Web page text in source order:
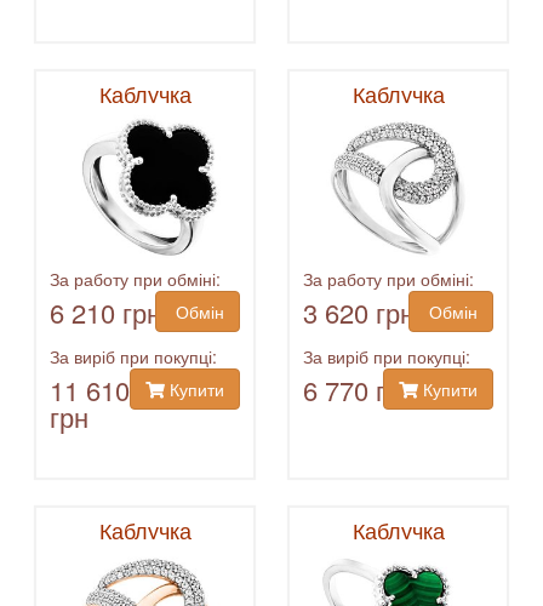
Каблучка
За работу при обміні:
6 210 грн
Обмін
За виріб при покупці:
11 610
грн
Купити
Каблучка
За работу при обміні:
3 620 грн
Обмін
За виріб при покупці:
6 770 грн Купити
Каблучка Каблучка